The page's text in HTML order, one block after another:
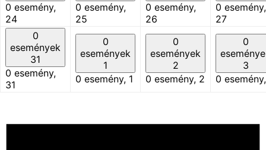
0 esemény,
24
0 esemény,
25
0 esemény,
26
0 esemény,
27
0
események
31
0 esemény,
31
0
események
1
0 esemény, 1
0
események
2
0 esemény, 2
0
3
0